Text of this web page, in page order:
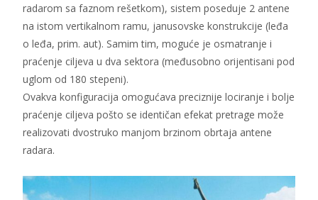
radarom sa faznom rešetkom), sistem poseduje 2 antene
na istom vertikalnom ramu, janusovske konstrukcije (leđa
o leđa, prim. aut). Samim tim, moguće je osmatranje i
praćenje ciljeva u dva sektora (međusobno orijentisani pod
uglom od 180 stepeni).
Ovakva konfiguracija omogućava preciznije lociranje i bolje
praćenje ciljeva pošto se identičan efekat pretrage može
realizovati dvostruko manjom brzinom obrtaja antene
radara.